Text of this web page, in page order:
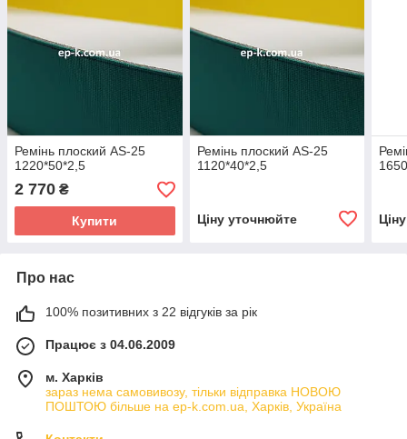
Ремінь плоский AS-25
1220*50*2,5
2 770 ₴
Купити
Ремінь плоский AS-25
1120*40*2,5
Ціну уточнюйте
Про нас
100% позитивних з 22 відгуків за рік
Працює з 04.06.2009
м. Харків
зараз нема самовивозу, тільки відправка НОВОЮ
ПОШТОЮ більше на ep-k.com.ua, Харків, Україна